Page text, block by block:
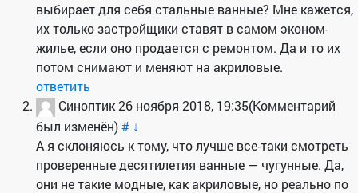
выбирает для себя стальные ванные? Мне кажется,
их только застройщики ставят в самом эконом-
жилье, если оно продается с ремонтом. Да и то их
потом снимают и меняют на акриловые.
ответить
Синоптик26 ноября 2018, 19:35(Комментарий
был изменён)# ↓
А я склоняюсь к тому, что лучше все-таки смотреть
проверенные десятилетия ванные — чугунные. Да,
они не такие модные, как акриловые, но реально по